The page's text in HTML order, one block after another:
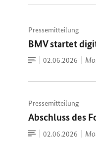
Pressemitteilung
BMV startet
Zum
Dokument
Datum:
02.06.2026
Pressemitteilung
Abschluss des
Zum
Dokument
Datum:
02.06.2026